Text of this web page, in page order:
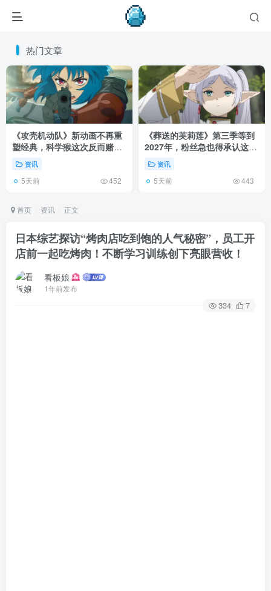
热门文章
《攻壳机动队》新动画不再重
塑经典，科学猴这次反而赌对
了！资讯
5天前 452
《葬送的芙莉莲》第三季等到
2027年，粉丝急也得承认这次
慢得有道理！
资讯
5天前 443
首页 资讯 正文
日本综艺探访“烤肉店吃到饱的人气秘密”，员工开
店前一起吃烤肉！不断学习训练创下亮眼营收！
看板娘
1年前发布
334 7